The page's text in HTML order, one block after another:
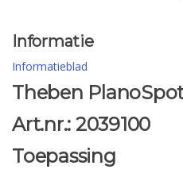
Informatie
Informatieblad
Theben
Art.nr.: 2039100
Toepassing